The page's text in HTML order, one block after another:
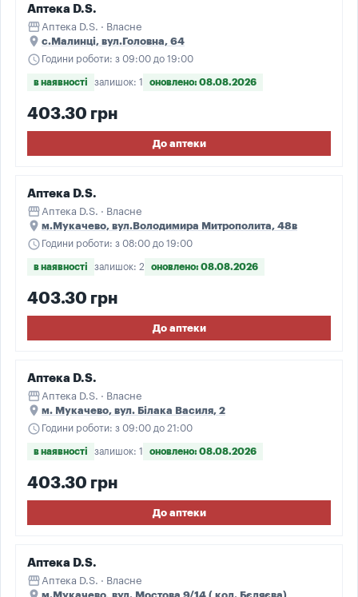
Аптека D.S.
storefront Аптека D.S. · Власне
place с.Малинці, вул.Головна, 64
schedule Години роботи: з 09:00 до 19:00
в наявності залишок: 1 оновлено: 08.08.2026
403.30 грн
До аптеки
Аптека D.S.
storefront Аптека D.S. · Власне
place м.Мукачево, вул.Володимира Митрополита, 48в
schedule Години роботи: з 08:00 до 19:00
в наявності залишок: 2 оновлено: 08.08.2026
403.30 грн
До аптеки
Аптека D.S.
storefront Аптека D.S. · Власне
place м. Мукачево, вул. Білака Василя, 2
schedule Години роботи: з 09:00 до 21:00
в наявності залишок: 1 оновлено: 08.08.2026
403.30 грн
До аптеки
Аптека D.S.
storefront Аптека D.S. · Власне